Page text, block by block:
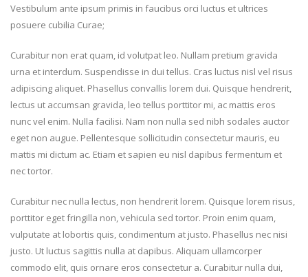
Vestibulum ante ipsum primis in faucibus orci luctus et ultrices
posuere cubilia Curae;
Curabitur non erat quam, id volutpat leo. Nullam pretium gravida
urna et interdum. Suspendisse in dui tellus. Cras luctus nisl vel risus
adipiscing aliquet. Phasellus convallis lorem dui. Quisque hendrerit,
lectus ut accumsan gravida, leo tellus porttitor mi, ac mattis eros
nunc vel enim. Nulla facilisi. Nam non nulla sed nibh sodales auctor
eget non augue. Pellentesque sollicitudin consectetur mauris, eu
mattis mi dictum ac. Etiam et sapien eu nisl dapibus fermentum et
nec tortor.
Curabitur nec nulla lectus, non hendrerit lorem. Quisque lorem risus,
porttitor eget fringilla non, vehicula sed tortor. Proin enim quam,
vulputate at lobortis quis, condimentum at justo. Phasellus nec nisi
justo. Ut luctus sagittis nulla at dapibus. Aliquam ullamcorper
commodo elit, quis ornare eros consectetur a. Curabitur nulla dui,